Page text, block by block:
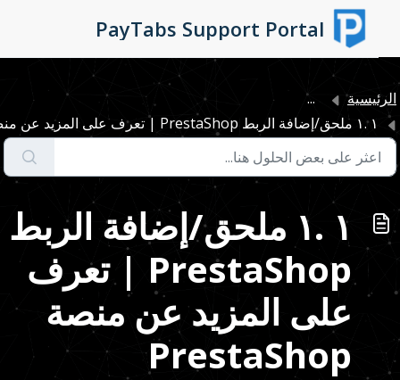
التخطّي إلى المحتوى الرئيسي
PayTabs Support Portal
...
١ .١ ملحق/إضافة الربط PrestaShop | تعرف على المزيد عن منص...
١ .١ ملحق/إضافة الربط
PrestaShop | تعرف
على المزيد عن منصة
PrestaShop